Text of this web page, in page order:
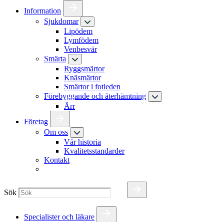
Information
Sjukdomar
Lipödem
Lymfödem
Venbesvär
Smärta
Ryggsmärtor
Knäsmärtor
Smärtor i fotleden
Förebyggande och återhämtning
Ärr
Företag
Om oss
Vår historia
Kvalitetsstandarder
Kontakt
Sök
Specialister och läkare